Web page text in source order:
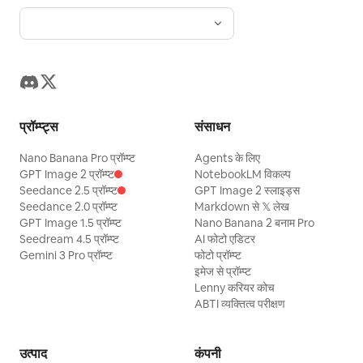
प्रॉम्प्ट्स
Nano Banana Pro प्रॉम्प्ट
GPT Image 2 प्रॉम्प्ट
Seedance 2.5 प्रॉम्प्ट
Seedance 2.0 प्रॉम्प्ट
GPT Image 1.5 प्रॉम्प्ट
Seedream 4.5 प्रॉम्प्ट
Gemini 3 Pro प्रॉम्प्ट
संसाधन
Agents के लिए
NotebookLM विकल्प
GPT Image 2 स्लाइड्स
Markdown से 𝕏 लेख
Nano Banana 2 बनाम Pro
AI फोटो एडिटर
फोटो प्रॉम्प्ट
इमेज से प्रॉम्प्ट
Lenny करियर कोच
ABTI व्यक्तित्व परीक्षण
उत्पाद कंपनी